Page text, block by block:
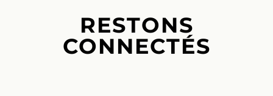
RESTONS
CONNECTÉS